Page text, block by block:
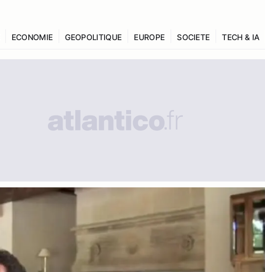
ECONOMIE GEOPOLITIQUE EUROPE SOCIETE TECH & IA